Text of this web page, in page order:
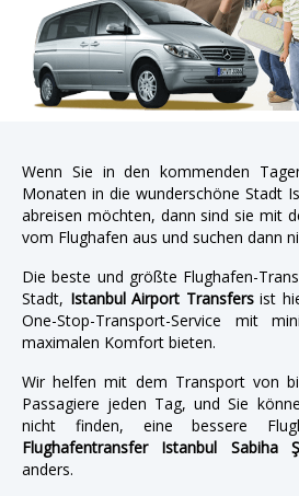
Wenn Sie in den kommenden
Monaten in die wunderschöne Stadt
abreisen möchten, dann sind sie mit
vom Flughafen aus und suchen dann
Die beste und größte Flughafen-
Stadt, Istanbul Airport Transfersist
One-Stop-Transport-Service mit
maximalen Komfort bieten.
Wir helfen mit dem Transport von
Passagiere jeden Tag, und Sie
nicht finden, eine bessere
Flughafentransfer Istanbul Sabiha
anders.